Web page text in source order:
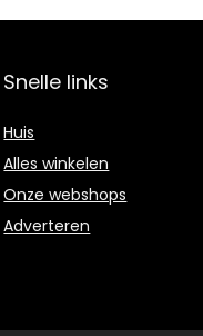
Snelle links
Huis
Alles winkelen
Onze webshops
Adverteren